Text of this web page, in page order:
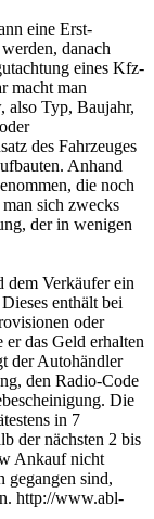
eine Erst-
danach
eines Kfz-
macht man
also Typ, Baujahr,
des Fahrzeuges
Anhand
die noch
sich zwecks
der in wenigen
dem Verkäufer ein
enthält bei
oder
das Geld erhalten
der Autohändler
den Radio-Code
Die
in 7
der nächsten 2 bis
Ankauf nicht
gegangen sind,
http://www.abl-